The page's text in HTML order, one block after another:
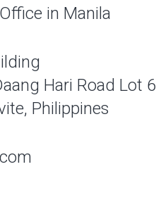
in Manila
Hari Road Lot 6
Philippines